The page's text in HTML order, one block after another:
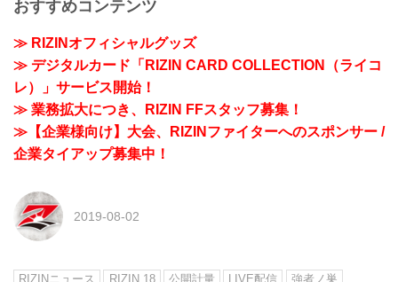
おすすめコンテンツ
≫ RIZINオフィシャルグッズ
≫ デジタルカード「RIZIN CARD COLLECTION（ライコ
レ）」サービス開始！
≫ 業務拡大につき、RIZIN FFスタッフ募集！
≫【企業様向け】大会、RIZINファイターへのスポンサー /
企業タイアップ募集中！
2019-08-02
RIZINニュース RIZIN.18 公開計量 LIVE配信 強者ノ巣